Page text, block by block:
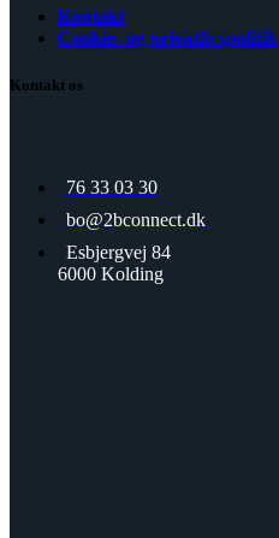
Kontakt
Cookie- og privatlivspolitik
Kontakt os
76 33 03 30
bo@2bconnect.dk
Esbjergvej 84
6000 Kolding